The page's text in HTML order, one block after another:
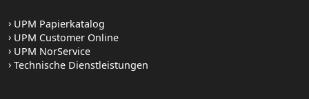
UPM Papierkatalog
UPM Customer Online
UPM NorService
Technische Dienstleistungen